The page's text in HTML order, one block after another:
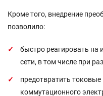
Кроме того, внедрение
позволило:
быстро реагировать на
сети, в том числе при
предотвратить токовые
коммутационного